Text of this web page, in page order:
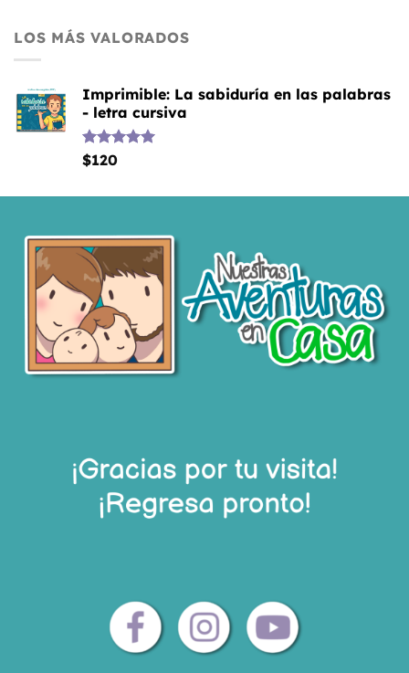
LOS MÁS VALORADOS
Imprimible: La sabiduría en las palabras
- letra cursiva
Valorado
$120